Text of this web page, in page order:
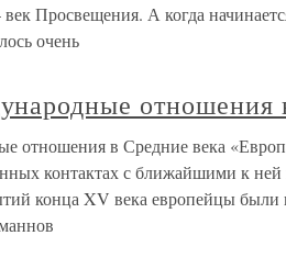
Просвещения. А когда
очень
отношения
отношения в Средние века
контактах с ближайшими к
конца XV века европейцы